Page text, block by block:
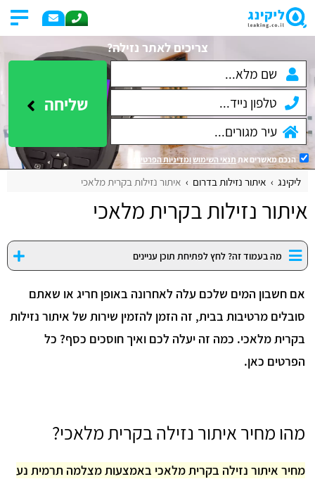
צריכים לאתר נזילה?
שליחה
הנכם מאשרים את תנאי השימושומדיניות הפרטיות
ליקינג איתור נזילות בדרום איתור נזילות בקרית מלאכי
איתור נזילות בקרית מלאכי
מה בעמוד זה? לחץ לפתיחת תוכן עניינים
אם חשבון המים שלכם עלה לאחרונה באופן חריג או שאתם
סובלים מרטיבות בבית, זה הזמן להזמין שירות של איתור נזילות
בקרית מלאכי. כמה זה יעלה לכם ואיך חוסכים כסף? כל
הפרטים כאן.
מהו מחיר איתור נזילה בקרית מלאכי?
מחיר איתור נזילה בקרית מלאכי באמצעות מצלמה תרמית נע